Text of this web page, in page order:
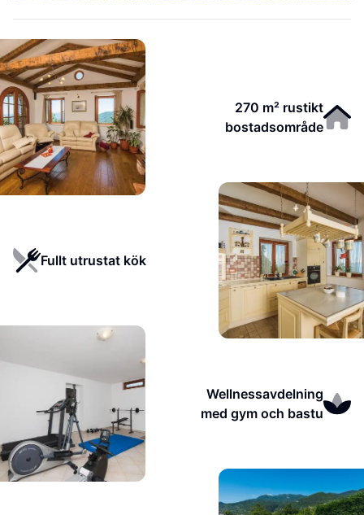
270 m² rustikt
bostadsområde
Fullt utrustat kök
Wellnessavdelning
med gym och bastu